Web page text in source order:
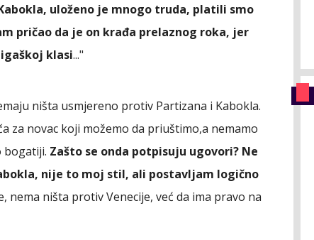
uloženo je mnogo truda, platili smo
pričao da je on krađa prelaznog roka, jer
klasi..."
ništa usmjereno protiv Partizana i Kabokla.
za novac koji možemo da priuštimo,a nemamo
bogatiji. Zašto se onda potpisuju ugovori? Ne
nije to moj stil, ali postavljam logično
nema ništa protiv Venecije, već da ima pravo na